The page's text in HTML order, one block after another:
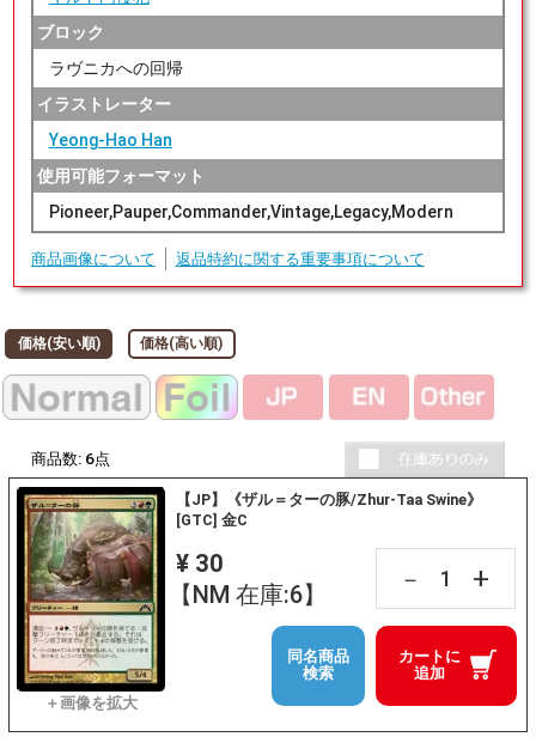
ブロック
ラヴニカへの回帰
イラストレーター
Yeong-Hao Han
使用可能フォーマット
Pioneer,Pauper,Commander,Vintage,Legacy,Modern
商品画像について 返品特約に関する重要事項について
価格(安い順) 価格(高い順)
商品数: 6点
【JP】《ザル＝ターの豚/Zhur-Taa Swine》
[GTC] 金C
¥ 30
【NM 在庫:6】
－ +
カートに
追加
同名商品
検索